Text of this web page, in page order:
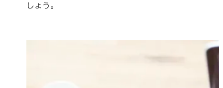
しょう。